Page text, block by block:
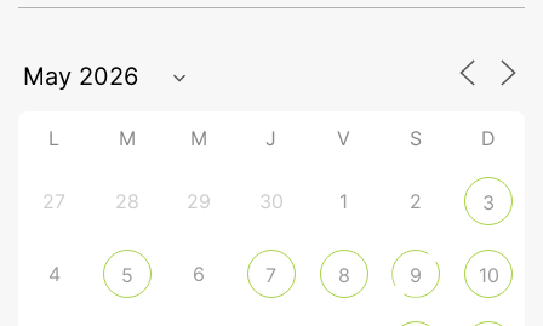
L M M J V S D
27 28 29 30 1 2 3
4 5 6 7 8 9 10